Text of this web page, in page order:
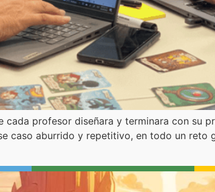
cada profesor diseñara y terminara con su
caso aburrido y repetitivo, en todo un